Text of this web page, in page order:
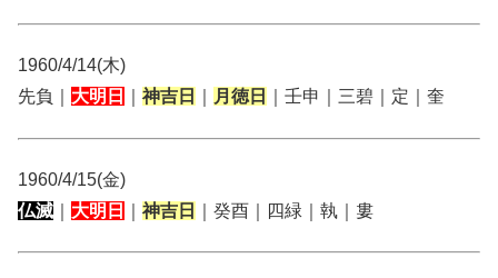
1960/4/14(木)
先負｜ 大明日 神吉日 月徳日 ｜壬申｜三碧｜定｜奎
1960/4/15(金)
仏滅
大明日 神吉日 ｜癸酉｜四緑｜執｜婁